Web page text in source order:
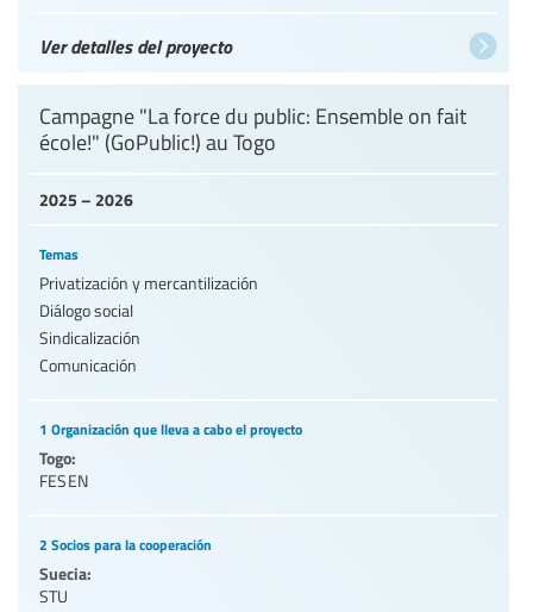
Ver detalles del proyecto
2025 – 2026
Campagne "La force du public: Ensemble on fait
école!" (GoPublic!) au Togo
Temas
Privatización y mercantilización
Diálogo social
Sindicalización
Comunicación
1 Organización que lleva a cabo el proyecto
Togo:
FESEN
2 Socios para la cooperación
Suecia:
STU